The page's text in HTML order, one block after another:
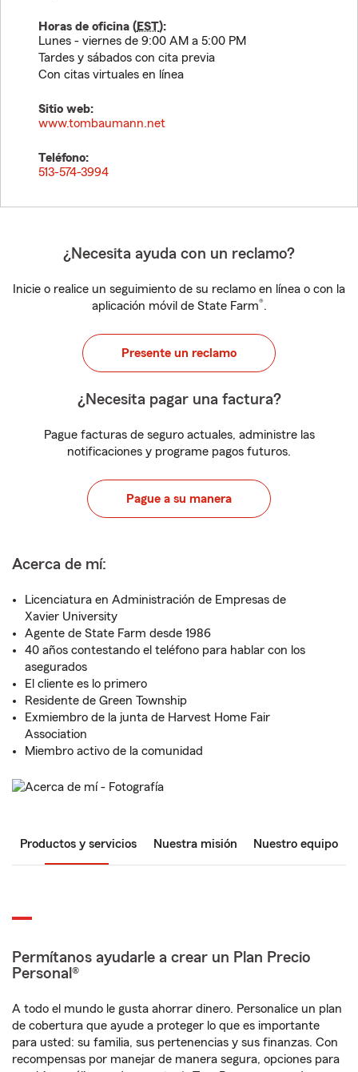
Horas de oficina (EST):
Lunes - viernes de 9:00 AM a 5:00 PM
Tardes y sábados con cita previa
Con citas virtuales en línea
Sitio web:
www.tombaumann.net
Teléfono:
513-574-3994
¿Necesita ayuda con un reclamo?
Inicie o realice un seguimiento de su reclamo en línea o con la
aplicación móvil de State Farm®.
Presente un reclamo
¿Necesita pagar una factura?
Pague facturas de seguro actuales, administre las
notificaciones y programe pagos futuros.
Pague a su manera
Acerca de mí:
Licenciatura en Administración de Empresas de
Xavier University
Agente de State Farm desde 1986
40 años contestando el teléfono para hablar con los
asegurados
El cliente es lo primero
Residente de Green Township
Exmiembro de la junta de Harvest Home Fair
Association
Miembro activo de la comunidad
Productos y servicios Nuestra misión Nuestro equipo
Permítanos ayudarle a crear un Plan Precio
Personal®
A todo el mundo le gusta ahorrar dinero. Personalice un plan
de cobertura que ayude a proteger lo que es importante
para usted: su familia, sus pertenencias y sus finanzas. Con
recompensas por manejar de manera segura, opciones para